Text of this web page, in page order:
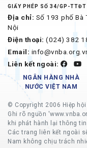
GIẤY PHÉP SỐ 34/GP-TTĐT
Địa chỉ: Số 193 phố Bà
Nội
Điện thoại: (024) 382
Email:
Liên kết ngoài:
NGÂN HÀNG NHÀ
NƯỚC VIỆT NAM
© Copyright 2006 Hiệp
Ghi rõ nguồn
khi phát hành lại thông
Các trang liên kết ngoài
Nam không chịu trách